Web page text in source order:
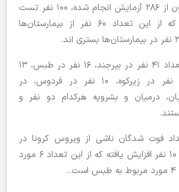
خاوران گفت: تاکنون از ۲۸۶ آزمایش انجام شده، ۱۰۰ نفر تست
شان مثبت بوده که از این تعداد ۶۰ نفر از بیمارستان‌ها
وی افزود: از این تعداد ۴۱ نفر در بیرجند، ۱۶ نفر در طبس، ۱۳
نفر در قاین، ۱۳ نفر در زیرکوه، ۱۰ نفر در فردوس، در
درمیان و بشرویه هرکدام دو نفر و
فوت شدگان ناشی از ویروس کرونا در
خراسان جنوبی، به ۱۰ نفر افزایش یافته که از این تعداد ۶ مورد